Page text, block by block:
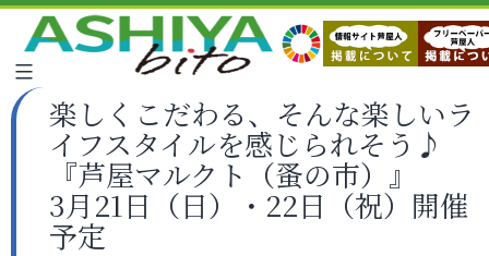
楽しくこだわる、そんな楽しいラ
イフスタイルを感じられそう♪
『芦屋マルクト（蚤の市）』
3月21日（日）・22日（祝）開催
予定